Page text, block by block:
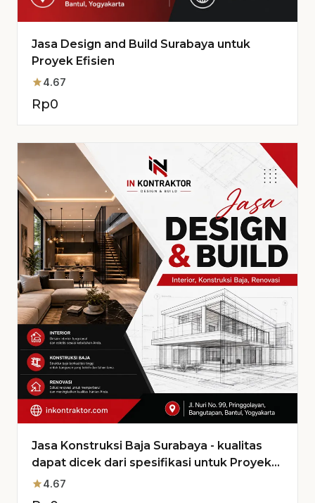
Jasa Design and Build Surabaya untuk
Proyek Efisien
star4.67
Rp0
Jasa Konstruksi Baja Surabaya - kualitas
dapat dicek dari spesifikasi untuk Proyek
Anda
star4.67